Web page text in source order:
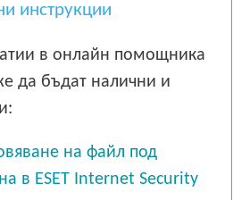
инструкции
в онлайн помощника
да бъдат налични и
на файл под
в ESET Internet Security